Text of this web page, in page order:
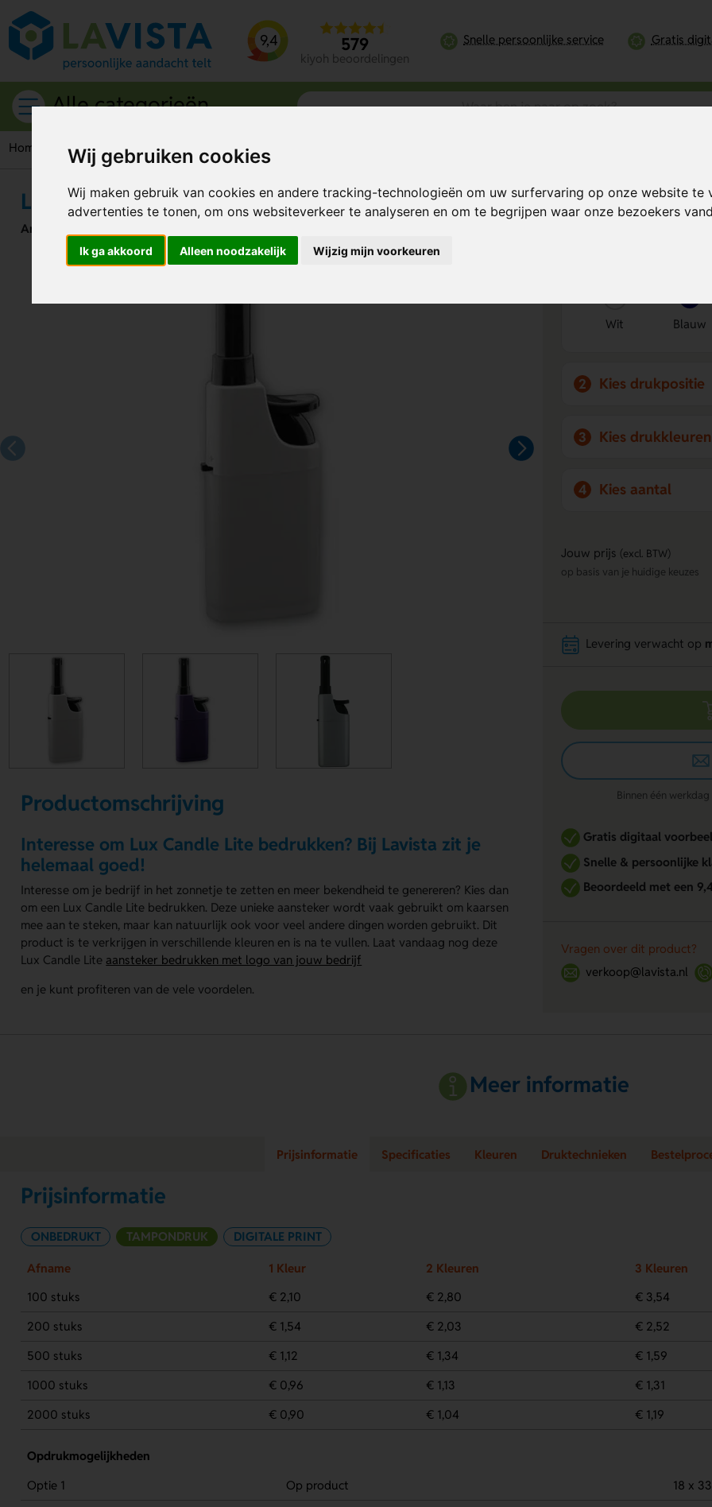
Wij gebruiken cookies
Wij maken gebruik van cookies en andere tracking-technologieën om uw surfervaring op onze website te
advertenties te tonen, om ons websiteverkeer te analyseren en om te begrijpen waar onze bezoekers
Ik ga akkoord Alleen noodzakelijk Wijzig mijn voorkeuren
9,4 579
kiyoh beoordelingen
Snelle persoonlijke service Gratis
Alle categorieën
Home Giveaways Aanstekers BBQ aanstekers
Lux Candle Lite
Artikelnummer:
Productomschrijving
Interesse om Lux Candle Lite bedrukken? Bij Lavista zit je
helemaal goed!
Interesse om je bedrijf in het zonnetje te zetten en meer bekendheid te genereren? Kies dan
om een Lux Candle Lite bedrukken. Deze unieke aansteker wordt vaak gebruikt om kaarsen
mee aan te steken, maar kan natuurlijk ook voor veel andere dingen worden gebruikt. Dit
product is te verkrijgen in verschillende kleuren en is na te vullen. Laat vandaag nog deze
Lux Candle Lite aansteker bedrukken met logo van jouw bedrijf
en je kunt profiteren van de vele voordelen.
Bereken mijn
Wit Blauw
2 Kies drukpositie
3 Kies drukkleuren
4 Kies aantal
Jouw prijs (excl. BTW)
op basis van je huidige keuzes
Levering verwacht op
Binnen één
Gratis digitaal
Snelle & persoonlijke
Beoordeeld met een
Vragen over dit product?
verkoop@lavista.nl
Meer informatie
Prijsinformatie Specificaties Kleuren Druktechnieken
Prijsinformatie
ONBEDRUKT TAMPONDRUK DIGITALE PRINT
Afname 1 Kleur 2 Kleuren
3 Kleuren
100 stuks
€ 2,10 € 2,80
€ 3,54
200 stuks
€ 1,54 € 2,03
€ 2,52
500 stuks
€ 1,12 € 1,34
€ 1,59
1000 stuks
€ 0,96 € 1,13
€ 1,31
2000 stuks
€ 0,90 € 1,04 € 1,19
Opdrukmogelijkheden
Optie 1
Op product 18 x